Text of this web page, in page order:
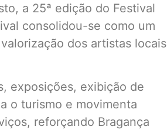
a 25ª edição do Festival
consolidou-se como um
dos artistas locais
exposições, exibição de
o turismo e movimenta
reforçando Bragança